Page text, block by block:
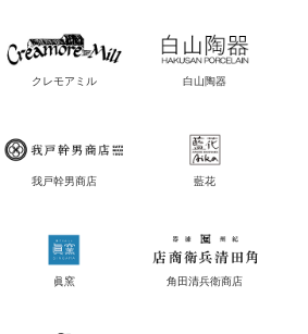
クレモアミル 白山陶器
我戸幹男商店 藍花
眞窯 角田清兵衛商店